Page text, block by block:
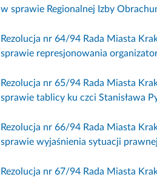
w sprawie Regionalnej Izby
Rezolucja nr 64/94 Rada Miasta
sprawie represjonowania
Rezolucja nr 65/94 Rada Miasta
sprawie tablicy ku czci Stanisława
Rezolucja nr 66/94 Rada Miasta
sprawie wyjaśnienia sytuacji
Rezolucja nr 67/94 Rada Miasta